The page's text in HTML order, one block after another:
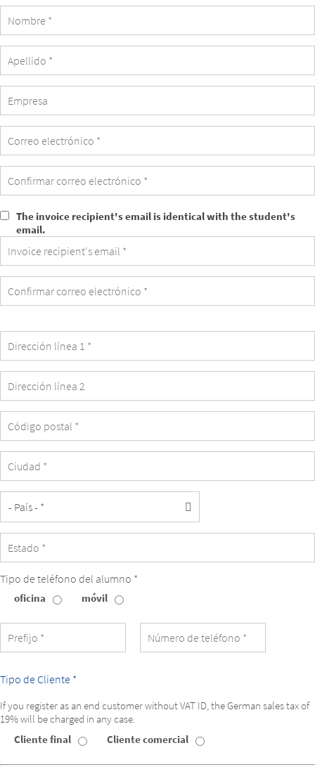
The
invoice
recipient's
email
identical
student's
email.
The invoice recipient's email is identical with the student's
email.
Tipo de teléfono del alumno *
Tipo
teléfono
del
alumno
oficina móvil
Tipo de Cliente *
If you register as an end customer without VAT ID, the German sales tax of
19% will be charged in any case.
Tipo
Cliente
Cliente final Cliente comercial